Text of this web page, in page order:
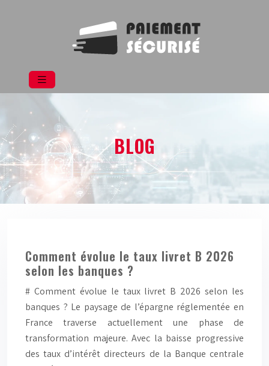
BLOG
Comment évolue le taux livret B 2026
selon les banques ?
# Comment évolue le taux livret B 2026 selon les
banques ? Le paysage de l’épargne réglementée en
France traverse actuellement une phase de
transformation majeure. Avec la baisse progressive
des taux d’intérêt directeurs de la Banque centrale